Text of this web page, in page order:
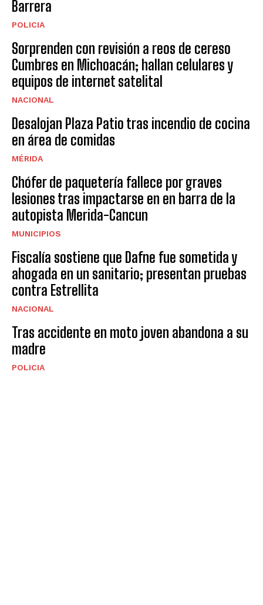
Barrera
POLICIA
Sorprenden con revisión a reos de cereso
Cumbres en Michoacán; hallan celulares y
equipos de internet satelital
NACIONAL
Desalojan Plaza Patio tras incendio de cocina
en área de comidas
MÉRIDA
Chófer de paquetería fallece por graves
lesiones tras impactarse en en barra de la
autopista Merida-Cancun
MUNICIPIOS
Fiscalía sostiene que Dafne fue sometida y
ahogada en un sanitario; presentan pruebas
contra Estrellita
NACIONAL
Tras accidente en moto joven abandona a su
madre
POLICIA